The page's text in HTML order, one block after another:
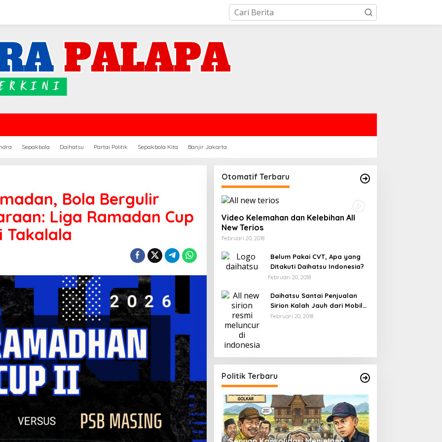
Sepakbola Daihatsu Partai Politik Sepakbola Kita Banjir Jakarta
Bola Bergulir
Liga Ramadan Cup
Takalala
Otomatif Terbaru
Video Kelemahan dan Kelebihan All
New Terios
Februari 20, 2018
Belum Pakai CVT, Apa yang
Ditakuti Daihatsu Indonesia?
Februari 20, 2018
Daihatsu Santai Penjualan
Sirion Kalah Jauh dari Mobil
LCGC
Februari 20, 2018
Politik Terbaru